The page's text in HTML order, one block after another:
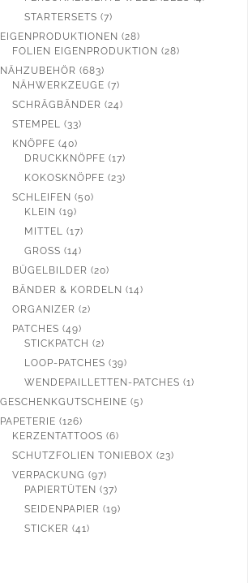
STARTERSETS 77
PRODUKTE
EIGENPRODUKTIONEN 2828
PRODUKTE
FOLIEN EIGENPRODUKTION 2828
NÄHZUBEHÖR 683683
PRODUKTE
NÄHWERKZEUGE 77
PRODUKTE
SCHRÄGBÄNDER 2424
STEMPEL 3333
KNÖPFE 4040
PRODUKTE
DRUCKKNÖPFE 1717
PRODUKTE
KOKOSKNÖPFE 2323
SCHLEIFEN 5050
KLEIN 1919
PRODUKTE
MITTEL 1717
PRODUKTE
GROSS 1414
PRODUKTE
BÜGELBILDER 2020
PRODUKTE
BÄNDER & KORDELN 1414
ORGANIZER 22
PATCHES 4949
PRODUKTE
STICKPATCH 22
PRODUKTE
LOOP-PATCHES 3939
PRODUKTE
WENDEPAILLETTEN-PATCHES 11
GESCHENKGUTSCHEINE 55
PAPETERIE 126126
PRODUKTE
KERZENTATTOOS 66
PRODUKTE
SCHUTZFOLIEN TONIEBOX 2323
VERPACKUNG 9797
PRODUKTE
PAPIERTÜTEN 3737
PRODUKTE
SEIDENPAPIER 1919
STICKER 4141